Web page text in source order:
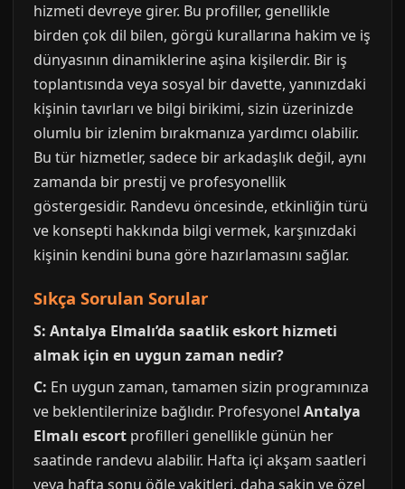
hizmeti devreye girer. Bu profiller, genellikle
birden çok dil bilen, görgü kurallarına hakim ve iş
dünyasının dinamiklerine aşina kişilerdir. Bir iş
toplantısında veya sosyal bir davette, yanınızdaki
kişinin tavırları ve bilgi birikimi, sizin üzerinizde
olumlu bir izlenim bırakmanıza yardımcı olabilir.
Bu tür hizmetler, sadece bir arkadaşlık değil, aynı
zamanda bir prestij ve profesyonellik
göstergesidir. Randevu öncesinde, etkinliğin türü
ve konsepti hakkında bilgi vermek, karşınızdaki
kişinin kendini buna göre hazırlamasını sağlar.
Sıkça Sorulan Sorular
S: Antalya Elmalı’da saatlik eskort hizmeti
almak için en uygun zaman nedir?
C: En uygun zaman, tamamen sizin programınıza
ve beklentilerinize bağlıdır. Profesyonel Antalya
Elmalı escort profilleri genellikle günün her
saatinde randevu alabilir. Hafta içi akşam saatleri
veya hafta sonu öğle vakitleri, daha sakin ve özel